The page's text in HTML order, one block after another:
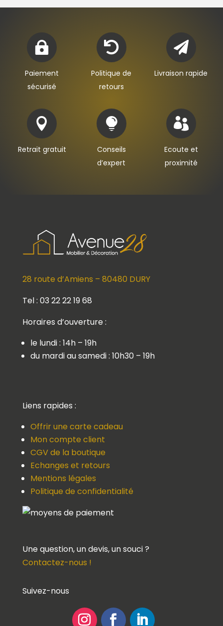

Paiement
sécurisé

Politique de
retours

Livraison rapide

Retrait gratuit

Conseils
d’expert

Ecoute et
proximité
28 route d’Amiens – 80480 DURY
Tel : 03 22 22 19 68
Horaires d’ouverture :
le lundi : 14h – 19h
du mardi au samedi : 10h30 – 19h
Liens rapides :
Offrir une carte cadeau
Mon compte client
CGV de la boutique
Echanges et retours
Mentions légales
Politique de confidentialité
Une question, un devis, un souci ?
Contactez-nous !
Suivez-nous